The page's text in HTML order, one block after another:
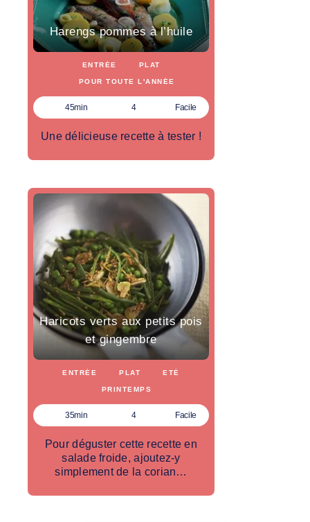
Harengs pommes à l’huile
ENTRÉE PLAT
POUR TOUTE L'ANNÉE
45min 4 Facile
Une délicieuse recette à tester !
Haricots verts aux petits pois
et gingembre
ENTRÉE PLAT ETÉ
PRINTEMPS
35min 4 Facile
Pour déguster cette recette en
salade froide, ajoutez-y
simplement de la corian…